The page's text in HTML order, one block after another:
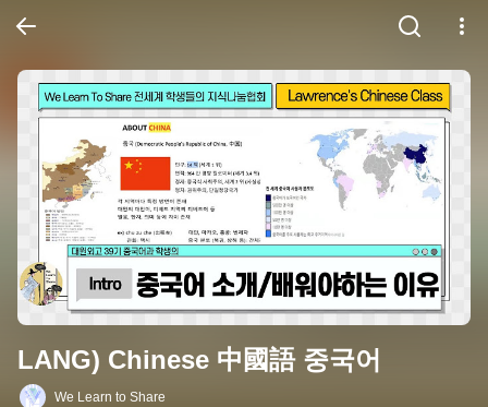
LANG) Chinese 中國語 중국어
We Learn to Share